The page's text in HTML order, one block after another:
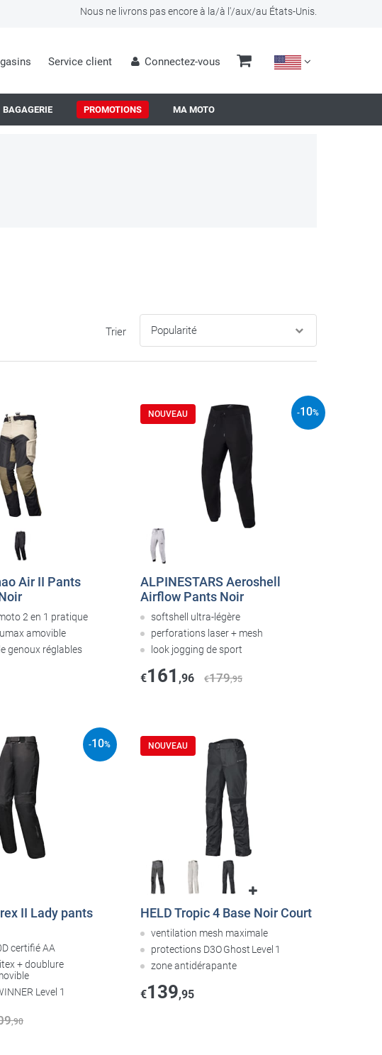
Nous ne livrons pas encore à la/à l'/aux/au États-Unis.
Service client Connectez-vous
BAGAGERIE PROMOTIONS MA MOTO
Trier
Air II Pants
2 en 1 pratique
amovible
genoux réglables
NOUVEAU
ALPINESTARS Aeroshell
Airflow Pants Noir
softshell ultra-légère
perforations laser + mesh
look jogging de sport
€161 ,96 €179,95
-10%
II Lady pants
certifié AA
+ doublure
Level 1
,90
-10% NOUVEAU
HELD Tropic 4 Base Noir Court
ventilation mesh maximale
protections D3O Ghost Level 1
zone antidérapante
€139,95